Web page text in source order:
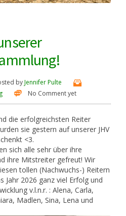
byJennifer Pulte
No Comment yet
die erfolgreichsten Reiter
sie gestern auf unserer JHV
<3.
sich alle sehr über ihre
ihre Mitstreiter gefreut! Wir
tollen (Nachwuchs-) Reitern
Jahr 2026 ganz viel Erfolg und
v.l.n.r. : Alena, Carla,
Madlen, Sina, Lena und